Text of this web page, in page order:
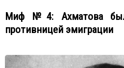
Миф №4: Ахматова
противницей эмиграции